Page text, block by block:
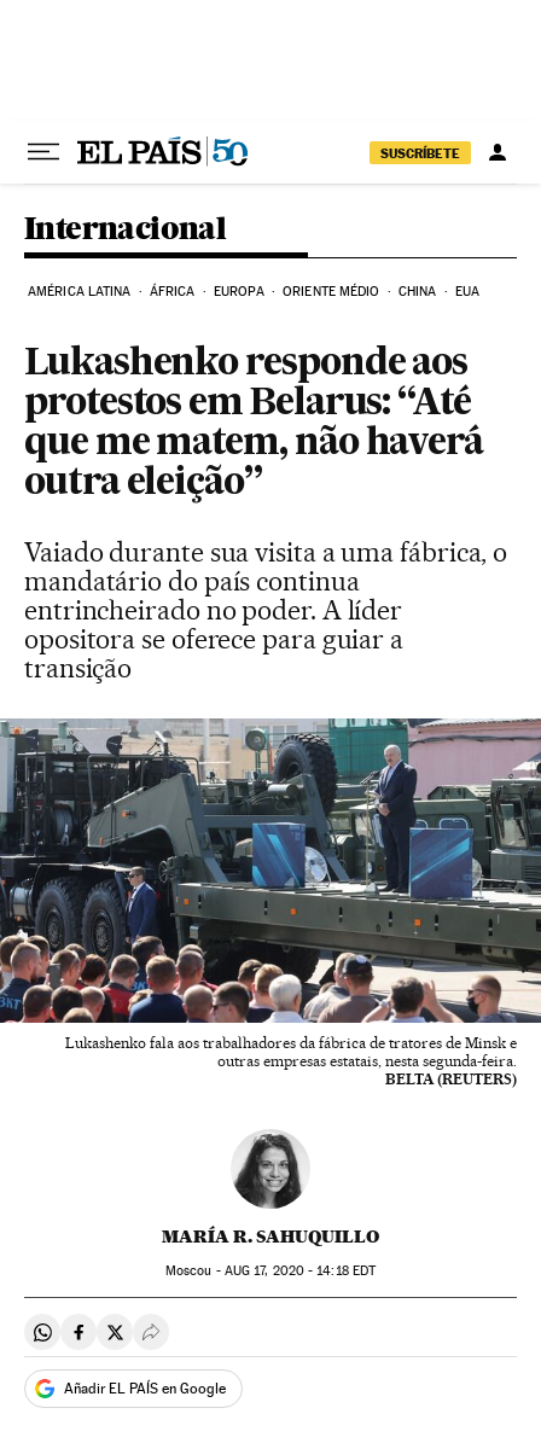
SUSCRÍBETE
Internacional
AMÉRICA LATINA ÁFRICA EUROPA ORIENTE MÉDIO CHINA EUA
Lukashenko responde aos
protestos em Belarus: “Até
que me matem, não haverá
outra eleição”
Vaiado durante sua visita a uma fábrica, o
mandatário do país continua
entrincheirado no poder. A líder
opositora se oferece para guiar a
transição
Lukashenko fala aos trabalhadores da fábrica de tratores de Minsk e
outras empresas estatais, nesta segunda-feira.
BELTA (REUTERS)
MARÍA R. SAHUQUILLO
Moscou - AUG 17, 2020 - 14:18EDT
Compartir en Whatsapp
Compartir en Facebook
Compartir en Twitter
Desplegar Redes Sociales
Añadir EL PAÍS en Google